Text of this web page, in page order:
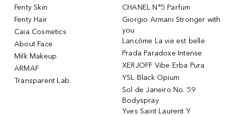
Fenty Skin
Fenty Hair
Caia Cosmetics
About Face
Milk Makeup
ARMAF
Transparent Lab
CHANEL N°5 Parfum
Giorgio Armani Stronger with
you
Lancôme La vie est belle
Prada Paradoxe Intense
XERJOFF Vibe Erba Pura
YSL Black Opium
Sol de Janeiro No. 59
Bodyspray
Yves Saint Laurent Y